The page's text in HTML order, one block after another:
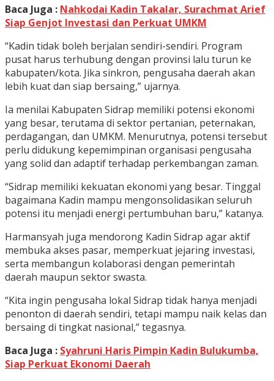
Baca Juga : Nahkodai Kadin Takalar, Surachmat Arief
Siap Genjot Investasi dan Perkuat UMKM
“Kadin tidak boleh berjalan sendiri-sendiri. Program
pusat harus terhubung dengan provinsi lalu turun ke
kabupaten/kota. Jika sinkron, pengusaha daerah akan
lebih kuat dan siap bersaing,” ujarnya.
Ia menilai Kabupaten Sidrap memiliki potensi ekonomi
yang besar, terutama di sektor pertanian, peternakan,
perdagangan, dan UMKM. Menurutnya, potensi tersebut
perlu didukung kepemimpinan organisasi pengusaha
yang solid dan adaptif terhadap perkembangan zaman.
“Sidrap memiliki kekuatan ekonomi yang besar. Tinggal
bagaimana Kadin mampu mengonsolidasikan seluruh
potensi itu menjadi energi pertumbuhan baru,” katanya.
Harmansyah juga mendorong Kadin Sidrap agar aktif
membuka akses pasar, memperkuat jejaring investasi,
serta membangun kolaborasi dengan pemerintah
daerah maupun sektor swasta.
“Kita ingin pengusaha lokal Sidrap tidak hanya menjadi
penonton di daerah sendiri, tetapi mampu naik kelas dan
bersaing di tingkat nasional,” tegasnya.
Baca Juga : Syahruni Haris Pimpin Kadin Bulukumba,
Siap Perkuat Ekonomi Daerah